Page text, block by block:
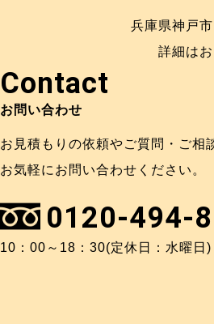
兵庫県神戸
詳細は
Contact
お問い合わせ
お見積もりの依頼やご質問・ご相
お気軽にお問い合わせください。
0120-494-
10：00～18：30(定休日：水曜日)